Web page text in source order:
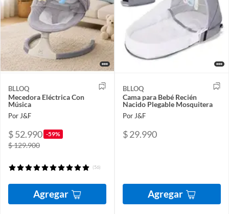
BLLOQ
Mecedora Eléctrica Con
Música
Por J&F
$ 52.990 -59%
$ 129.900
(56)
Agregar
BLLOQ
Cama para Bebé Recién
Nacido Plegable Mosquitera
Por J&F
$ 29.990
Agregar